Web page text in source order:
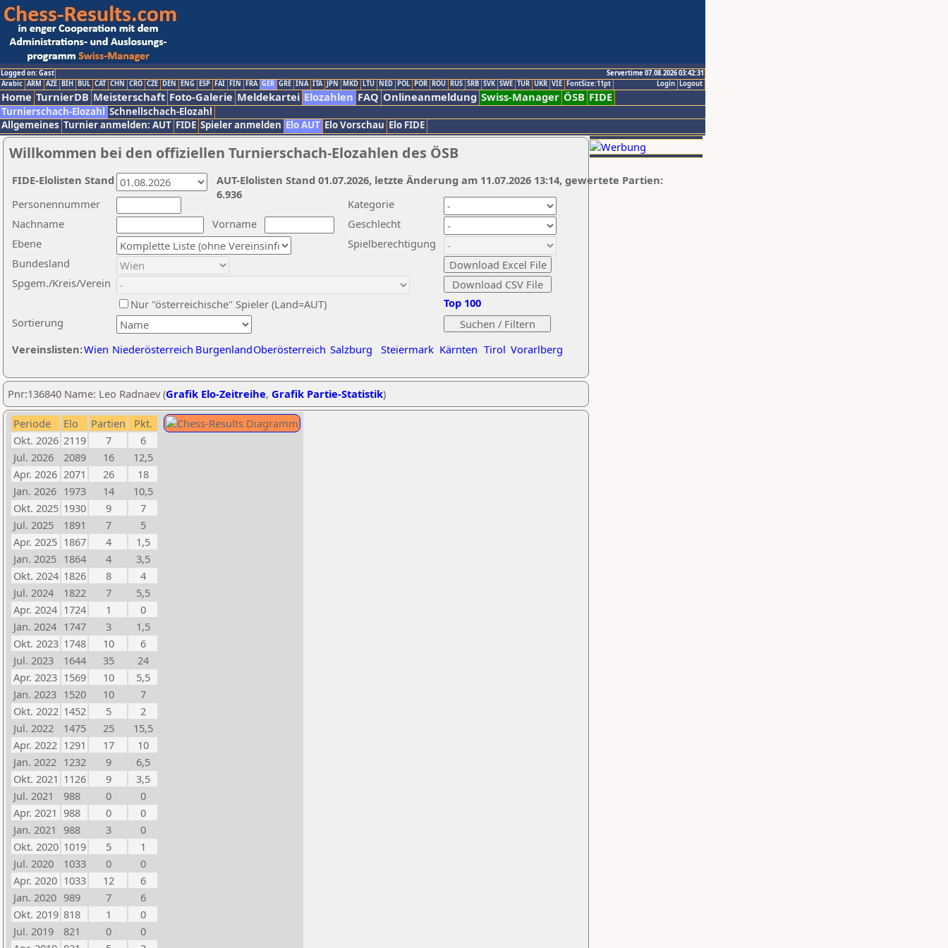
Logged on: Gast
Servertime 07.08.2026 03:42:31
Logout
Login
Arabic ARM AZE BIH BUL CAT CHN CRO CZE DEN ENG ESP FAI FIN FRA GER GRE INA ITA JPN MKD LTU NED POL POR ROU RUS SRB SVK SWE TUR UKR VIE FontSize:11pt
Home TurnierDB Meisterschaft Foto-Galerie Meldekartei Elozahlen FAQ Onlineanmeldung Swiss-Manager ÖSB FIDE
Turnierschach-Elozahl Schnellschach-Elozahl
Allgemeines Turnier anmelden: AUT FIDE Spieler anmelden Elo AUT Elo Vorschau Elo FIDE
Willkommen bei den offiziellen Turnierschach-Elozahlen des ÖSB
Nachname
Vorname
Ebene
Kategorie
Sortierung
Personennummer
Bundesland
Spgem./Kreis/Verein
Geschlecht
Nur "österreichische" Spieler (Land=AUT)
Spielberechtigung
Vereinslisten:Wien Niederösterreich BurgenlandOberösterreich Salzburg Steiermark Kärnten Tirol Vorarlberg
Top 100
AUT-Elolisten Stand 01.07.2026, letzte Änderung am 11.07.2026 13:14, gewertete Partien:
6.936
FIDE-Elolisten Stand
Pnr:136840 Name: Leo Radnaev (Grafik Elo-Zeitreihe, Grafik Partie-Statistik)
Periode Elo Partien
Pkt.
Okt. 2026 2119 7
6
Jul. 2026
2089 16
12,5
Apr. 2026 2071 26
18
Jan. 2026 1973 14
10,5
Okt. 2025 1930 9
7
Jul. 2025
1891 7
5
Apr. 2025 1867 4
1,5
Jan. 2025 1864 4
3,5
Okt. 2024 1826 8
4
Jul. 2024
1822 7
5,5
Apr. 2024 1724 1
0
Jan. 2024 1747 3
1,5
Okt. 2023 1748 10
6
Jul. 2023
1644 35
24
Apr. 2023 1569 10
5,5
Jan. 2023 1520 10
7
Okt. 2022 1452 5
2
Jul. 2022
1475 25
15,5
Apr. 2022 1291 17
10
Jan. 2022 1232 9
6,5
Okt. 2021 1126 9
3,5
Jul. 2021
988 0
0
Apr. 2021 988 0
0
Jan. 2021 988 3
0
Okt. 2020 1019 5
1
Jul. 2020
1033 0
0
Apr. 2020 1033 12
6
Jan. 2020 989 7
6
Okt. 2019 818 1
0
Jul. 2019
821 0
0